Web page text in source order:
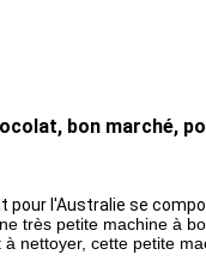
bon marché,
pour l'Australie se
très petite machine à
nettoyer, cette petite